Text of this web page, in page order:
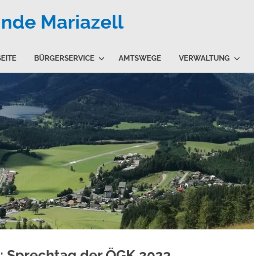
Mariazell
BÜRGERSERVICE AMTSWEGE VERWALTUNG